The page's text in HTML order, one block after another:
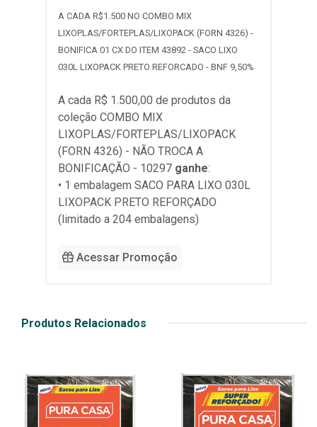
A CADA R$1.500 NO COMBO MIX
LIXOPLAS/FORTEPLAS/LIXOPACK (FORN 4326) -
BONIFICA 01 CX DO ITEM 43892 - SACO LIXO
030L LIXOPACK PRETO REFORCADO - BNF 9,50%
A cada R$ 1.500,00 de produtos da
coleção COMBO MIX
LIXOPLAS/FORTEPLAS/LIXOPACK
(FORN 4326) - NÃO TROCA A
BONIFICAÇÃO - 10297 ganhe:
• 1 embalagem SACO PARA LIXO 030L
LIXOPACK PRETO REFORÇADO
(limitado a 204 embalagens)
Acessar Promoção
Produtos Relacionados